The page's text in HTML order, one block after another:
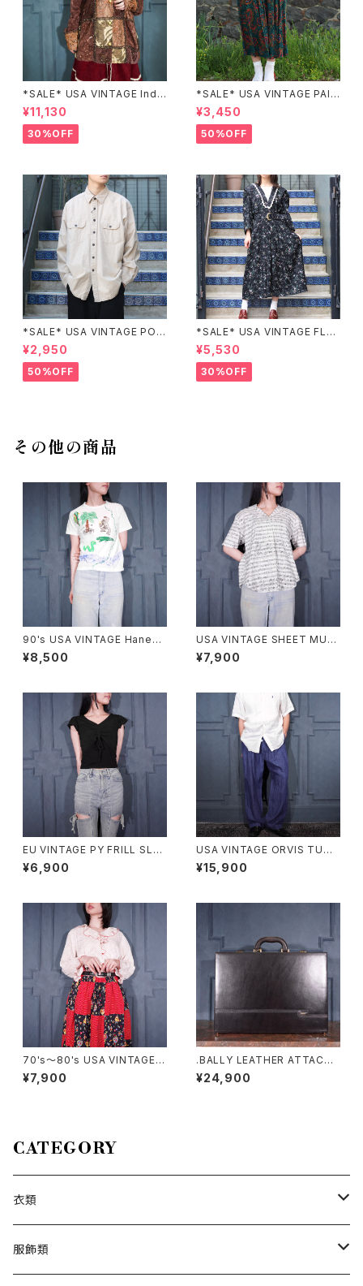
*SALE* USA VINTAGE Indi
go moon PATCHWORK EM
BROIDERY DESIGN JACKE
T/アメリカ古着パッチワーク刺
繍ジャケット
¥11,130
30%OFF
*SALE* USA VINTAGE PAIS
LEY PATTERNED DESIGN S
KIRT/アメリカ古着ペイズリー
柄デザインスカート
¥3,450
50%OFF
*SALE* USA VINTAGE POC
KET DESIGN SHIRT/アメリカ
古着ポケットデザインシャツ
¥2,950
50%OFF
*SALE* USA VINTAGE FLO
WER PATTERNED LACE CO
LLAR BELTED ONE PIECE/
アメリカ古着花柄レース襟ベル
テッドワンピース
¥5,530
30%OFF
その他の商品
90's USA VINTAGE Hanes
ANIMAL HAND DRAWING D
ESIGN MINI T SHIRT/90年
¥8,500
USA VINTAGE SHEET MUSI
C PATTERNED OPEN COLL
AR DESIGN HALF SLEEVE S
¥7,900
EU VINTAGE PY FRILL SLEE
VE SHARING DESIGN HALF
SLEEVE TOPS MADE IN ITA
¥6,900
USA VINTAGE ORVIS TUCK
DESIGN LINEN100% SLACK
S PANTS/アメリカ古着タックデ
¥15,900
70's～80's USA VINTAGE L
eVoy's DOT PATTERNED F
RILL COLLAR DESIGN SHIR
¥7,900
.BALLY LEATHER ATTACHE
CASE/バリーレザーアタッシュ
ケース（ビジネスバッグ）20000
¥24,900
CATEGORY
衣類
トップス
服飾類